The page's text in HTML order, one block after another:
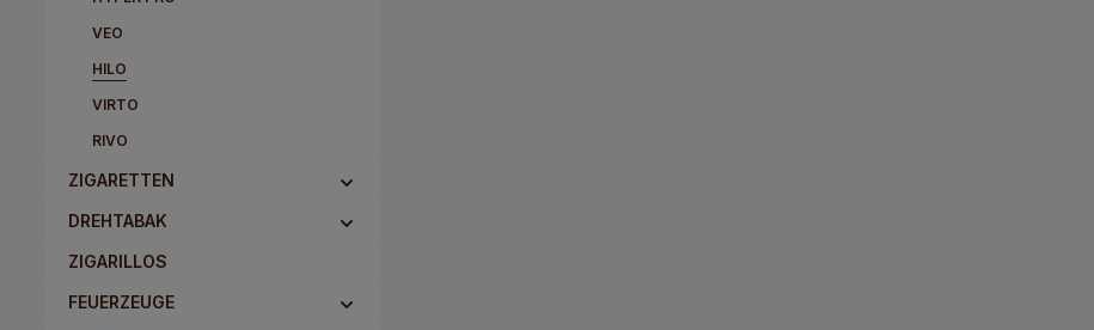
VEO
HILO
VIRTO
RIVO
ZIGARETTEN
DREHTABAK
ZIGARILLOS
FEUERZEUGE